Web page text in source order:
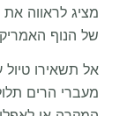
מציג לראווה
של הנוף
מעברי הרים